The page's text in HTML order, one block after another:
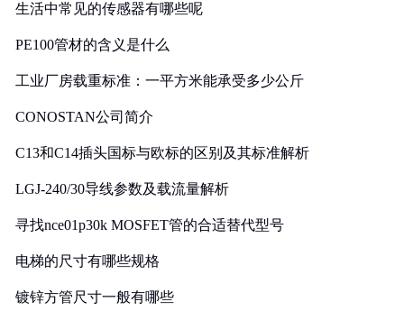
生活中常见的传感器有哪些呢
PE100管材的含义是什么
工业厂房载重标准：一平方米能承受多少公斤
CONOSTAN公司简介
C13和C14插头国标与欧标的区别及其标准解析
LGJ-240/30导线参数及载流量解析
寻找nce01p30k MOSFET管的合适替代型号
电梯的尺寸有哪些规格
镀锌方管尺寸一般有哪些